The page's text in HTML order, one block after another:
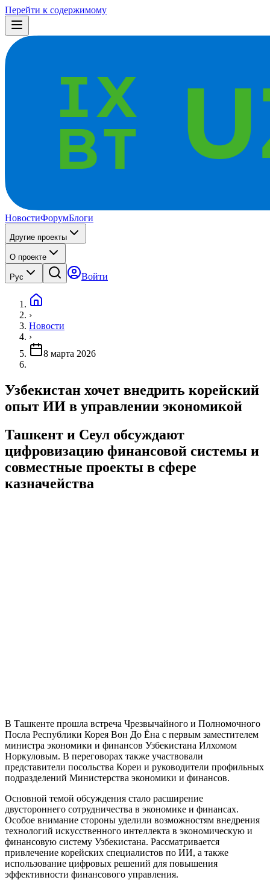
Перейти к содержимому
НовостиФорумБлоги
Другие проекты
О проекте
Рус Войти
›
Новости
›
8 марта 2026
Узбекистан хочет внедрить корейский
опыт ИИ в управлении экономикой
Ташкент и Сеул обсуждают
цифровизацию финансовой системы и
совместные проекты в сфере
казначейства
В Ташкенте прошла встреча Чрезвычайного и Полномочного
Посла Республики Корея Вон До Ёна с первым заместителем
министра экономики и финансов Узбекистана Илхомом
Норкуловым. В переговорах также участвовали
представители посольства Кореи и руководители профильных
подразделений Министерства экономики и финансов.
Основной темой обсуждения стало расширение
двустороннего сотрудничества в экономике и финансах.
Особое внимание стороны уделили возможностям внедрения
технологий искусственного интеллекта в экономическую и
финансовую систему Узбекистана. Рассматривается
привлечение корейских специалистов по ИИ, а также
использование цифровых решений для повышения
эффективности финансового управления.